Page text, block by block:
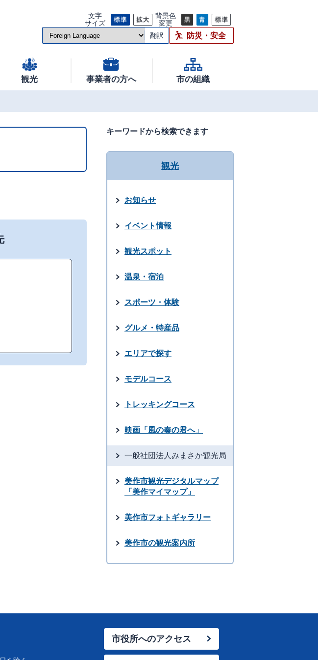
文字
サイズ
背景色
変更
翻訳
防災・安全
観光 事業者の方へ 市の組織
キーワードから検索できます
観光
お知らせ
イベント情報
観光スポット
温泉・宿泊
スポーツ・体験
グルメ・特産品
エリアで探す
モデルコース
トレッキングコース
映画「風の奏の君へ」
一般社団法人みまさか観光局
美作市観光デジタルマップ
「美作マイマップ」
美作市フォトギャラリー
美作市の観光案内所
市役所へのアクセス